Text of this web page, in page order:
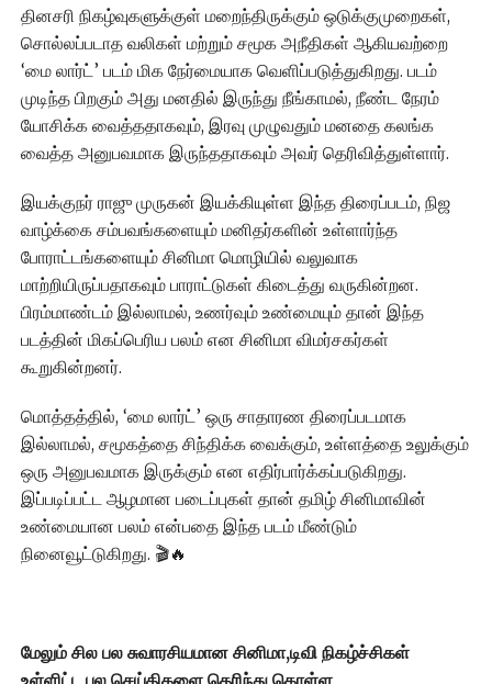
தினசரி நிகழ்வுகளுக்குள் மறைந்திருக்கும் ஒடுக்குமுறைகள்,
சொல்லப்படாத வலிகள் மற்றும் சமூக அநீதிகள் ஆகியவற்றை
‘மை லார்ட்’ படம் மிக நேர்மையாக வெளிப்படுத்துகிறது. படம்
முடிந்த பிறகும் அது மனதில் இருந்து நீங்காமல், நீண்ட நேரம்
யோசிக்க வைத்ததாகவும், இரவு முழுவதும் மனதை கலங்க
வைத்த அனுபவமாக இருந்ததாகவும் அவர் தெரிவித்துள்ளார்.
இயக்குநர் ராஜு முருகன் இயக்கியுள்ள இந்த திரைப்படம், நிஜ
வாழ்க்கை சம்பவங்களையும் மனிதர்களின் உள்ளார்ந்த
போராட்டங்களையும் சினிமா மொழியில் வலுவாக
மாற்றியிருப்பதாகவும் பாராட்டுகள் கிடைத்து வருகின்றன.
பிரம்மாண்டம் இல்லாமல், உணர்வும் உண்மையும் தான் இந்த
படத்தின் மிகப்பெரிய பலம் என சினிமா விமர்சகர்கள்
கூறுகின்றனர்.
மொத்தத்தில், ‘மை லார்ட்’ ஒரு சாதாரண திரைப்படமாக
இல்லாமல், சமூகத்தை சிந்திக்க வைக்கும், உள்ளத்தை உலுக்கும்
ஒரு அனுபவமாக இருக்கும் என எதிர்பார்க்கப்படுகிறது.
இப்படிப்பட்ட ஆழமான படைப்புகள் தான் தமிழ் சினிமாவின்
உண்மையான பலம் என்பதை இந்த படம் மீண்டும்
நினைவூட்டுகிறது. 🎬🔥
மேலும் சில பல சுவாரசியமான சினிமா,டிவி நிகழ்ச்சிகள்
உள்ளிட்ட பல செய்திகளை தெரிந்து கொள்ள